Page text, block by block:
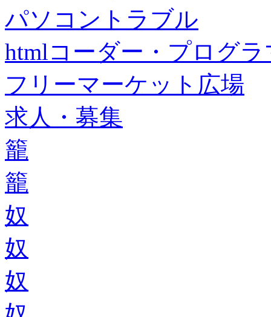
パソコントラブル
htmlコーダー・プログラ
フリーマーケット広場
求人・募集
籠
籠
奴
奴
奴